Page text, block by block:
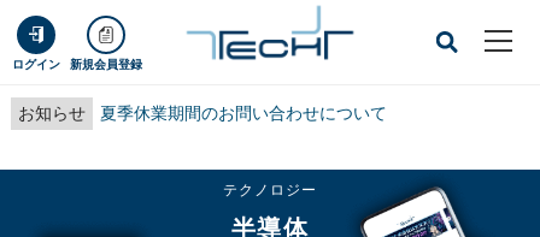
ログイン 新規会員登録
お知らせ 夏季休業期間のお問い合わせについて
テクノロジー
半導体